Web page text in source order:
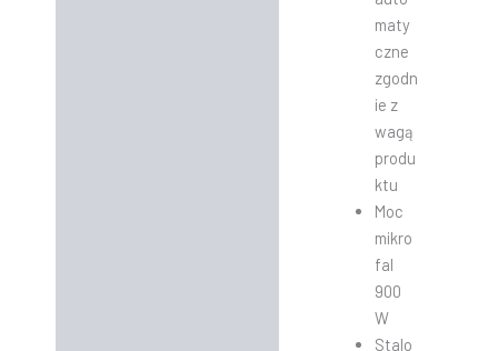
maty
czne
zgodn
ie z
wagą
produ
ktu
Moc
mikro
fal
900
W
Stalo